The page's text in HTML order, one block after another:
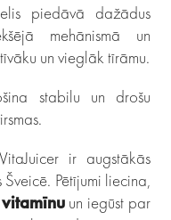
piedāvā dažādus
mehānismā un
un vieglāk tīrāmu.
stabilu un drošu
ir augstākās
Pētījumi liecina,
un iegūst par